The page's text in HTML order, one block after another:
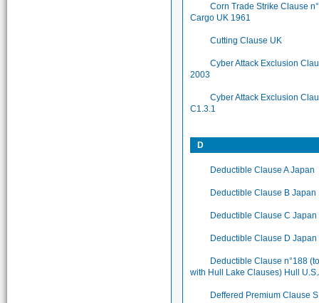
Corn Trade Strike Clause
Cargo UK 1961
Cutting Clause UK
Cyber Attack Exclusion
2003
Cyber Attack Exclusion
C1.3.1
D
Deductible Clause A Japan
Deductible Clause B Japan
Deductible Clause C Japan
Deductible Clause D Japan
Deductible Clause n°188
with Hull Lake Clauses) Hull
Deffered Premium Clause